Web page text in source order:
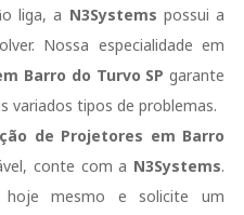
liga, a N3Systems possui a
Nossa especialidade em
Barro do Turvo SP garante
variados tipos de problemas.
de Projetores em Barro
conte com a N3Systems.
mesmo e solicite um